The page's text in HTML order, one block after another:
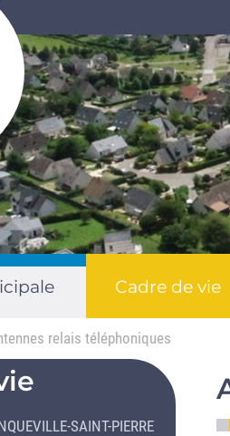
Cadre de vie
relais téléphoniques
SAINT-PIERRE